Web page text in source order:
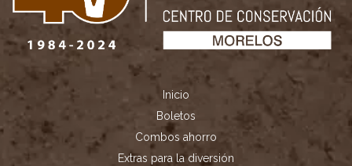
Inicio
Boletos
Combos ahorro
Extras para la diversión